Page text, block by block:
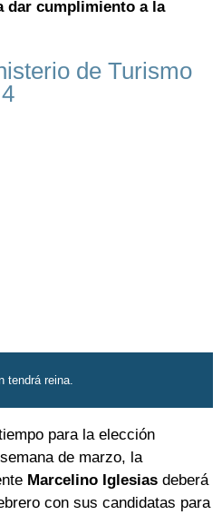
dar cumplimiento a la
de Turismo
tendrá reina.
para la elección
de marzo, la
Marcelino Iglesias deberá
con sus candidatas para